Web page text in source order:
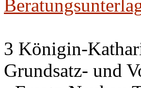
3 Königin-
Grundsatz- und